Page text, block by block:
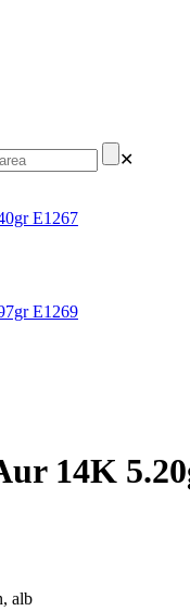
✕
E1267
E1269
14K
alb